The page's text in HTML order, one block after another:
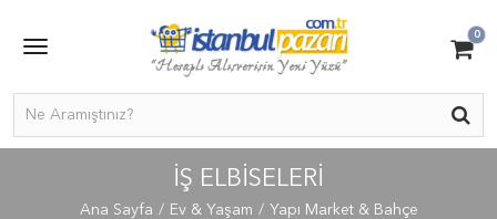
0
İŞ ELBISELERI
Ana Sayfa Ev & Yaşam
Yapı Market & Bahçe